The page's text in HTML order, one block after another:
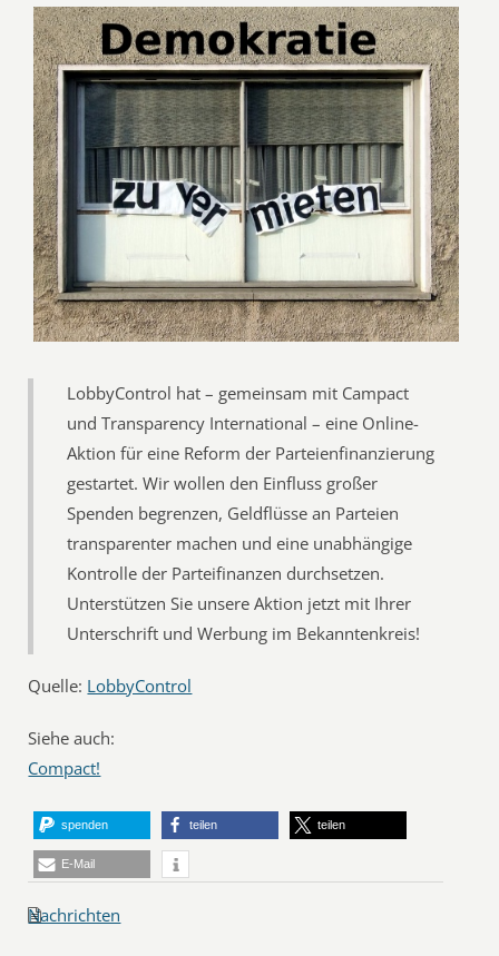
LobbyControl hat – gemeinsam mit Campact
und Transparency International – eine Online-
Aktion für eine Reform der Parteienfinanzierung
gestartet. Wir wollen den Einfluss großer
Spenden begrenzen, Geldflüsse an Parteien
transparenter machen und eine unabhängige
Kontrolle der Parteifinanzen durchsetzen.
Unterstützen Sie unsere Aktion jetzt mit Ihrer
Unterschrift und Werbung im Bekanntenkreis!
Quelle: LobbyControl
Siehe auch:
Compact!
spenden teilen teilen
E-Mail
Nachrichten